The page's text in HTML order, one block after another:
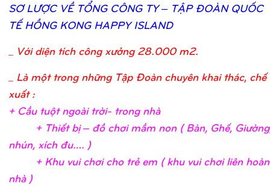
SƠLƯỢC VỀTỔNG CÔNG TY – TẬP ĐOÀN QUỐC
TẾHỒNG KONG HAPPY ISLAND
Với diện tích công xưởng 28.000 m2.
_ Là một trong những Tập Đoàn chuyên khai thác, chế
xuất :
+ Cầu tuột ngoài trời- trong nhà
+ Thiết bị– đồchơi mầm non ( Bàn, Ghế, Giườ
nhún, xích đu…. )
+ Khu vui chơi cho trẻem ( khu vui chơi liên
nhà )